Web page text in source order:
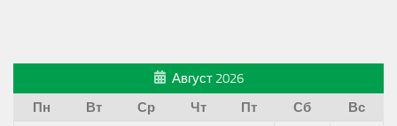
Август 2026
Пн
Вт Ср Чт Пт Сб
Вс